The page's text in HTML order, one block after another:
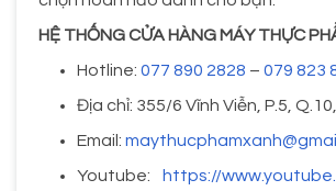
HỆ THỐNG CỬA HÀNG MÁY THỰC
Hotline: 077 890 2828 – 079 823
Địa chỉ: 355/6 Vĩnh Viễn, P.5,
Email:
Youtube: https://